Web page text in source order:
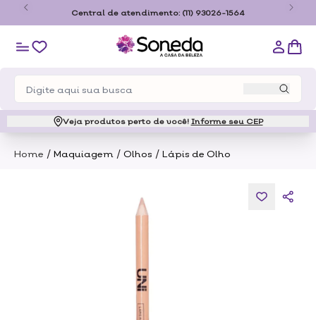
Central de atendimento: (11) 93026-1564
Veja produtos perto de você! Informe seu CEP
Home / Maquiagem / Olhos / Lápis de Olho